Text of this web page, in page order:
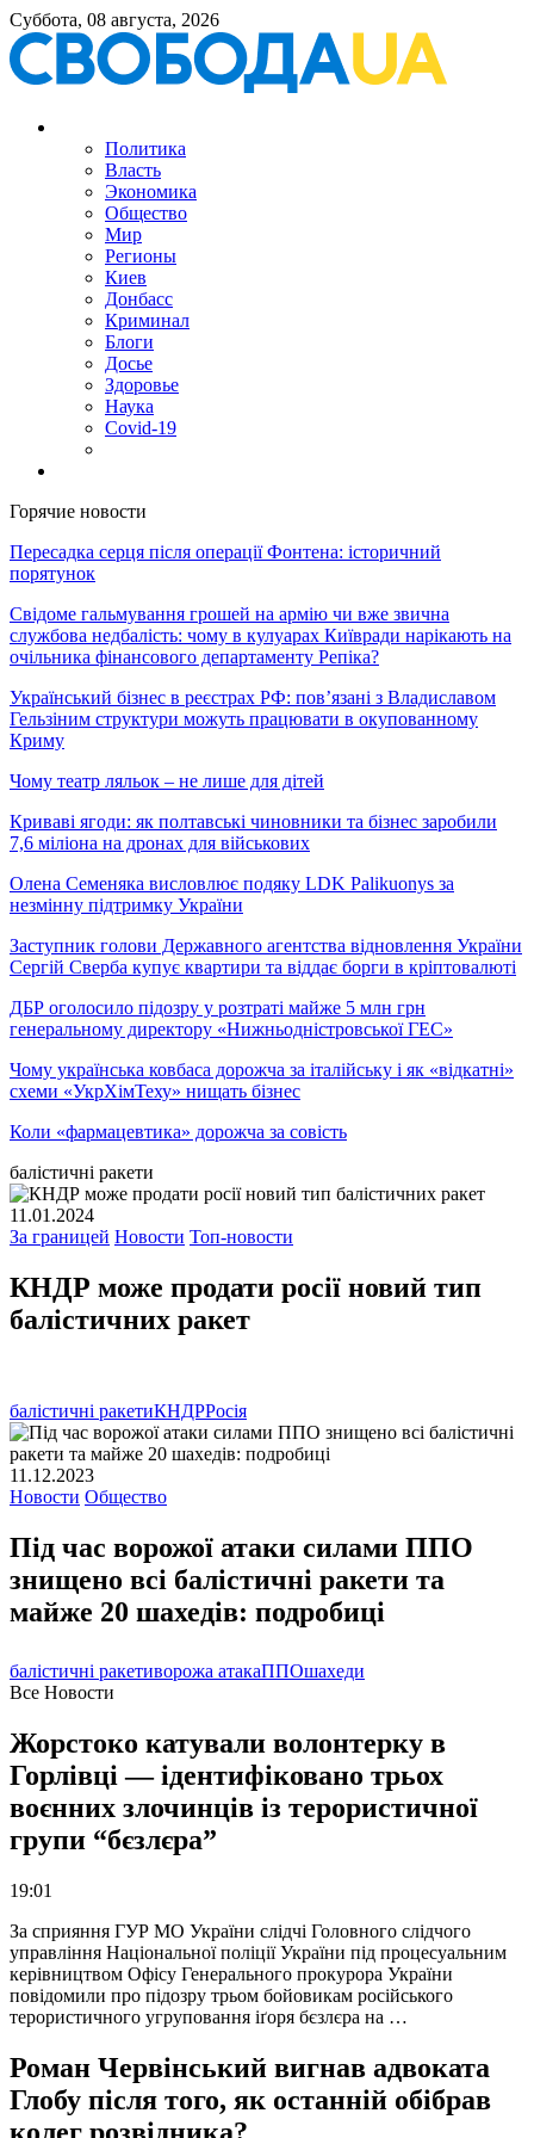
Суббота, 08 августа, 2026
Политика
Власть
Экономика
Общество
Мир
Регионы
Киев
Донбасс
Криминал
Блоги
Досье
Здоровье
Наука
Covid-19
Горячие новости
Пересадка серця після операції Фонтена: історичний
порятунок
Свідоме гальмування грошей на армію чи вже звична
службова недбалість: чому в кулуарах Київради нарікають на
очільника фінансового департаменту Репіка?
Український бізнес в реєстрах РФ: пов’язані з Владиславом
Гельзіним структури можуть працювати в окупованному
Криму
Чому театр ляльок – не лише для дітей
Криваві ягоди: як полтавські чиновники та бізнес заробили
7,6 міліона на дронах для військових
Олена Семеняка висловлює подяку LDK Palikuonys за
незмінну підтримку України
Заступник голови Державного агентства відновлення України
Сергій Сверба купує квартири та віддає борги в кріптовалюті
ДБР оголосило підозру у розтраті майже 5 млн грн
генеральному директору «Нижньодністровської ГЕС»
Чому українська ковбаса дорожча за італійську і як «відкатні»
схеми «УкрХімТеху» нищать бізнес
Коли «фармацевтика» дорожча за совість
балістичні ракети
11.01.2024
За границей Новости Топ-новости
КНДР може продати росії новий тип
балістичних ракет
балістичні ракетиКНДРРосія
11.12.2023
Новости Общество
Під час ворожої атаки силами ППО
знищено всі балістичні ракети та
майже 20 шахедів: подробиці
балістичні ракетиворожа атакаППОшахеди
Все Новости
Жорстоко катували волонтерку в
Горлівці — ідентифіковано трьох
воєнних злочинців із терористичної
групи “бєзлєра”
19:01
За сприяння ГУР МО України слідчі Головного слідчого
управління Національної поліції України під процесуальним
керівництвом Офісу Генерального прокурора України
повідомили про підозру трьом бойовикам російського
терористичного угруповання іґоря бєзлєра на …
Роман Червінський вигнав адвоката
Глобу після того, як останній обібрав
колег розвідника?